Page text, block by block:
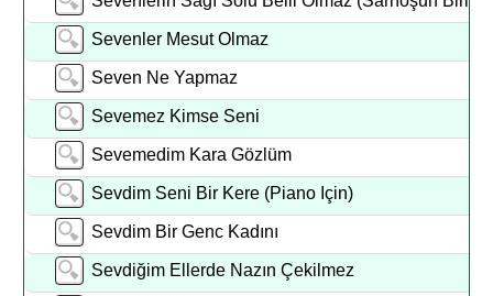
Sevenler Mesut Olmaz
Seven Ne Yapmaz
Sevemez Kimse Seni
Sevemedim Kara Gözlüm
Sevdim Seni Bir Kere (Piano Için)
Sevdim Bir Genc Kadını
Sevdiğim Ellerde Nazın Çekilmez